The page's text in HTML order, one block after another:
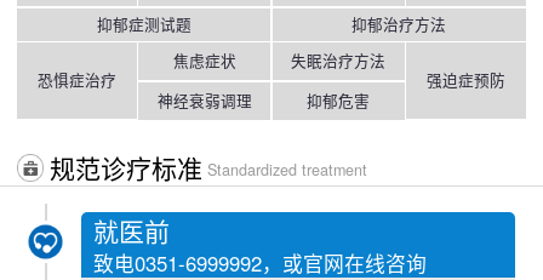
抑郁症测试题 抑郁治疗方法
恐惧症治疗
焦虑症状
神经衰弱调理
失眠治疗方法
抑郁危害
强迫症预防
规范诊疗标准 Standardized treatment
就医前
致电0351-6999992，或官网在线咨询